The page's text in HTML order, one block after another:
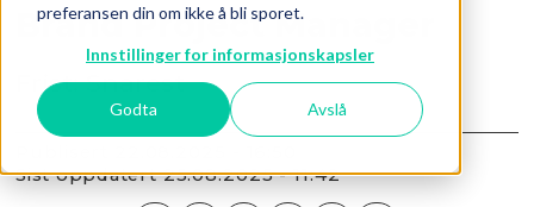
preferansen din om ikke å bli sporet.
Innstillinger for informasjonskapsler
Godta Avslå
Brand Project Manager
Frist: Snarest
Sist oppdatert
25.08.2025 - 11:42